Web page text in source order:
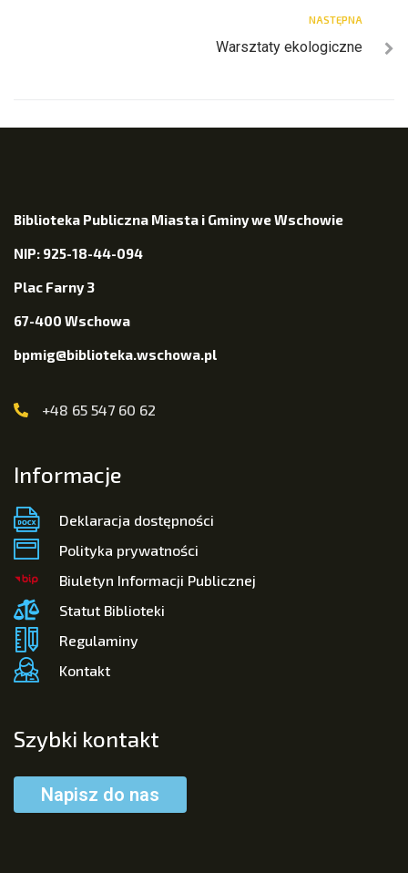
NASTĘPNA
Warsztaty ekologiczne
Biblioteka Publiczna Miasta i Gminy we Wschowie
NIP: 925-18-44-094
Plac Farny 3
67-400 Wschowa
bpmig@biblioteka.wschowa.pl
+48 65 547 60 62
Informacje
Deklaracja dostępności
Polityka prywatności
Biuletyn Informacji Publicznej
Statut Biblioteki
Regulaminy
Kontakt
Szybki kontakt
Napisz do nas